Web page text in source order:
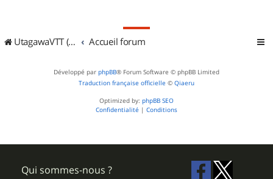
UtagawaVTT (Randos VTT et VTTAE avec traces GPS) Accueil forum
Développé par phpBB® Forum Software © phpBB Limited
Traduction française officielle © Qiaeru
Optimized by: phpBB SEO
Confidentialité | Conditions
Qui sommes-nous ?